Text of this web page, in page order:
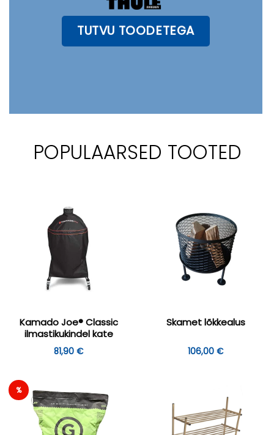
TUTVU TOODETEGA
POPULAARSED TOOTED
Kamado Joe® Classic
ilmastikukindel kate
81,90 €
Skamet lõkkealus
106,00 €
%